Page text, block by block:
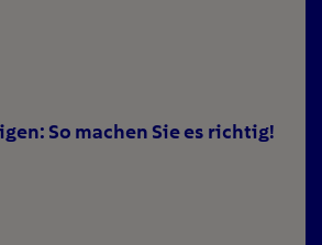
So machen Sie es richtig!